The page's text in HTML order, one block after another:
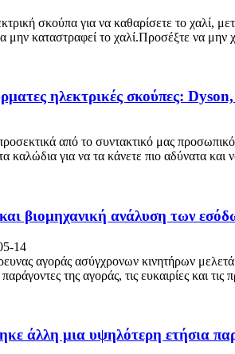
σκούπα για να καθαρίσετε το χαλί,
μην καταστραφεί το χαλί.Προσέξτε να μην
ηλεκτρικές σκούπες:
από το συντακτικό μας
καλώδια για να τα κάνετε πιο αδύνατα
βιομηχανική ανάλυση των
14
αγοράς ασύγχρονων κινητήρων μελετά
παράγοντες της αγοράς, τις ευκαιρίες και
άλλη μια υψηλότερη ετήσια